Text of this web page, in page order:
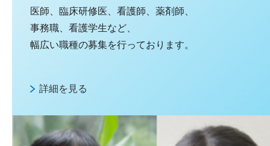
医師、臨床研修医、看護師、薬剤師、
事務職、看護学⽣など、
幅広い職種の募集を⾏っております。
詳細を見る